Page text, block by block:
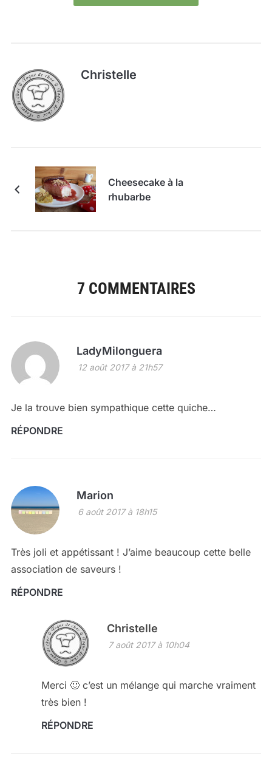
Christelle
Cheesecake à la
rhubarbe
7 COMMENTAIRES
LadyMilonguera
12 août 2017 à 21h57
Je la trouve bien sympathique cette quiche…
RÉPONDRE
Marion
6 août 2017 à 18h15
Très joli et appétissant ! J’aime beaucoup cette belle
association de saveurs !
RÉPONDRE
Christelle
7 août 2017 à 10h04
Merci 🙂 c’est un mélange qui marche vraiment
très bien !
RÉPONDRE